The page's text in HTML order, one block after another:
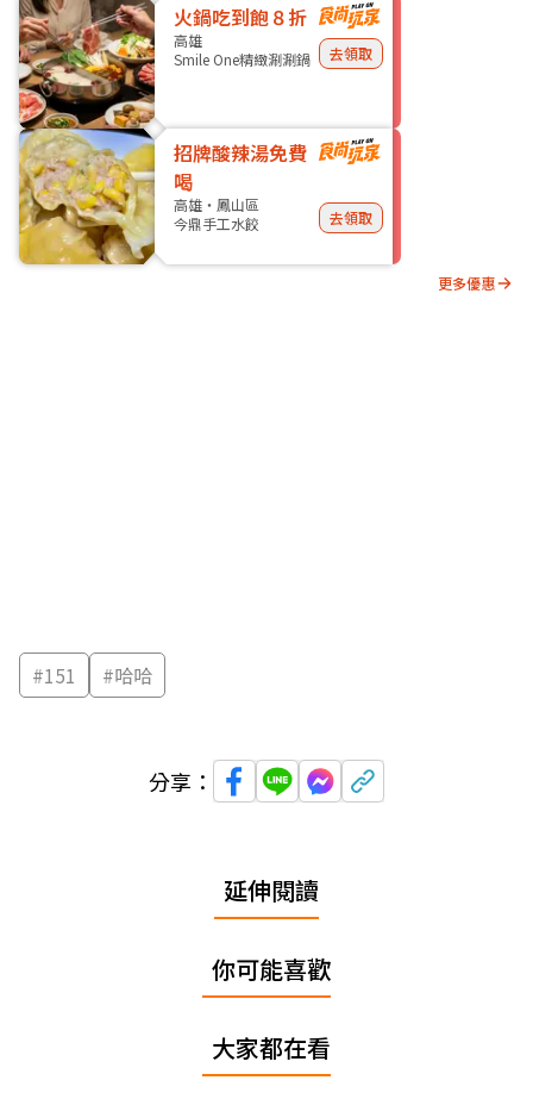
火鍋吃到飽８折
高雄
Smile One精緻涮涮鍋
去領取
招牌酸辣湯免費
喝
高雄・鳳山區
今鼎手工水餃
去領取
更多優惠
#151 #哈哈
分享：
延伸閱讀
你可能喜歡
大家都在看